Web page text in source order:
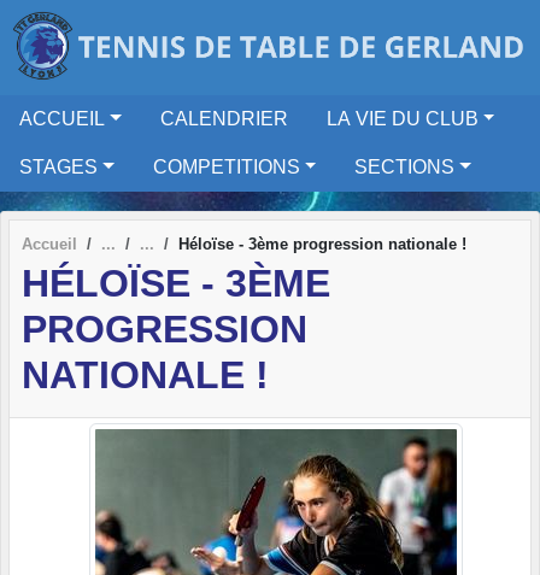
ACCUEIL CALENDRIER LA VIE DU CLUB
STAGES COMPETITIONS SECTIONS
Accueil Héloïse - 3ème progression nationale !
HÉLOÏSE - 3ÈME
PROGRESSION
NATIONALE !
Panneau de gestion des cookies